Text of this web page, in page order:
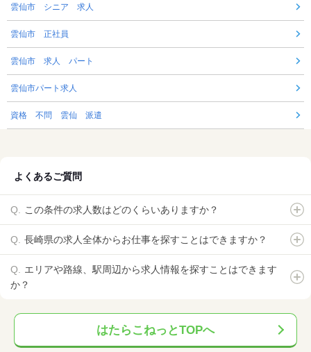
雲仙市 シニア 求人
雲仙市 正社員
雲仙市 求人 パート
雲仙市パート求人
資格 不問 雲仙 派遣
よくあるご質問
この条件の求人数はどのくらいありますか？
長崎県の求人全体からお仕事を探すことはできますか？
エリアや路線、駅周辺から求人情報を探すことはできます
か？
はたらこねっとTOPへ